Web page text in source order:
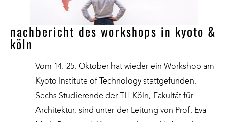
nachbericht des workshops in kyoto &
köln
Vom 14.-25. Oktober hat wieder ein Workshop am
Kyoto Institute of Technology stattgefunden.
Sechs Studierende der TH Köln, Fakultät für
Architektur, sind unter der Leitung von Prof. Eva-